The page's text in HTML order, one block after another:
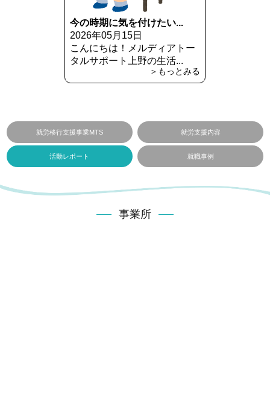
今の時期に気を付けたい...
2026年05月15日
こんにちは！メルディアトー
タルサポート上野の生活...
＞もっとみる
就労移行支援事業MTS 就労支援内容
活動レポート 就職事例
事業所